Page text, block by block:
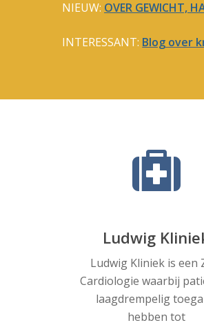
NIEUW: OVER GEWICHT,
INTERESSANT: Blog over
Ludwig
Ludwig Kliniek is een
Cardiologie waarbij
laagdrempelig
hebben tot